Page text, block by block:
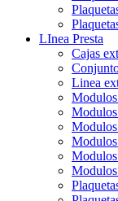
LInea Presta
Cajas
Linea